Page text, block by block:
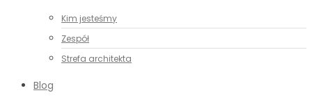
Kim jesteśmy
Zespół
Strefa architekta
Blog